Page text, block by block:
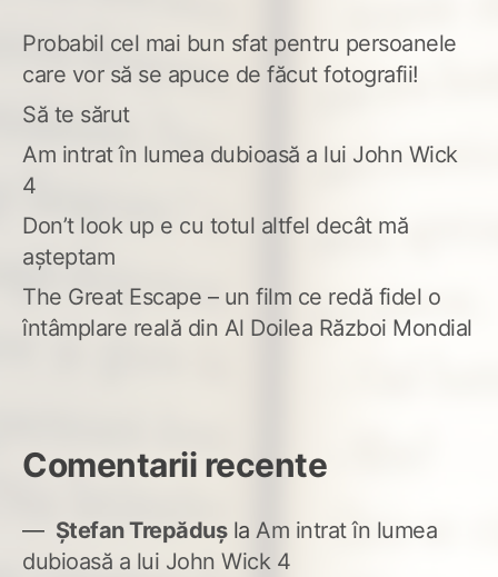
Probabil cel mai bun sfat pentru persoanele
care vor să se apuce de făcut fotografii!
Să te sărut
Am intrat în lumea dubioasă a lui John Wick
4
Don’t look up e cu totul altfel decât mă
așteptam
The Great Escape – un film ce redă fidel o
întâmplare reală din Al Doilea Război Mondial
Comentarii recente
Ștefan Trepădușla Am intrat în lumea
dubioasă a lui John Wick 4